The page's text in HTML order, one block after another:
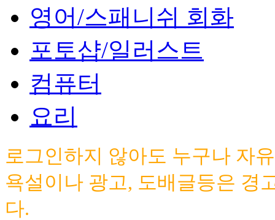
영어/스패니쉬 회화
포토샵/일러스트
컴퓨터
요리
로그인하지 않아도 누구나 자
욕설이나 광고, 도배글등은 경
다.